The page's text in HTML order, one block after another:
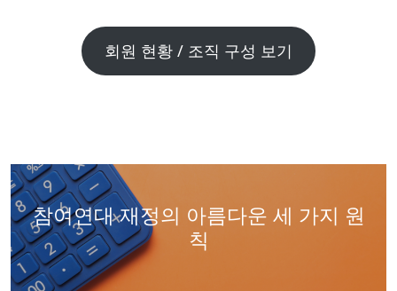
회원 현황 / 조직 구성 보기
참여연대 재정의 아름다운 세 가지 원
칙